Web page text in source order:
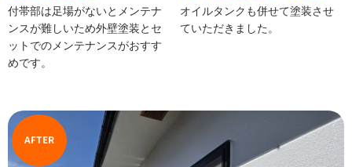
付帯部は足場がないとメンテナ
ンスが難しいため外壁塗装とセ
ットでのメンテナンスがおすす
めです。
オイルタンクも併せて塗装させ
ていただきました。
AFTER